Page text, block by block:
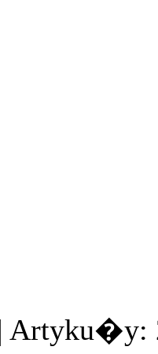
Artyku�y: